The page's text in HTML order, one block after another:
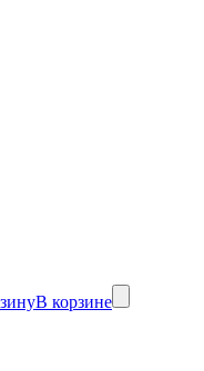
В корзине